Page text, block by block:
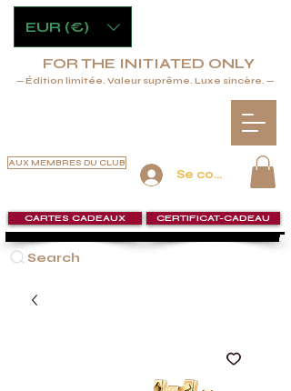
Se connecter
AUX MEMBRES DU CLUB
Search
CARTES CADEAUX CERTIFICAT-CADEAU
FOR THE INITIATED ONLY
— Édition limitée. Valeur suprême. Luxe sincère. —
EUR (€)